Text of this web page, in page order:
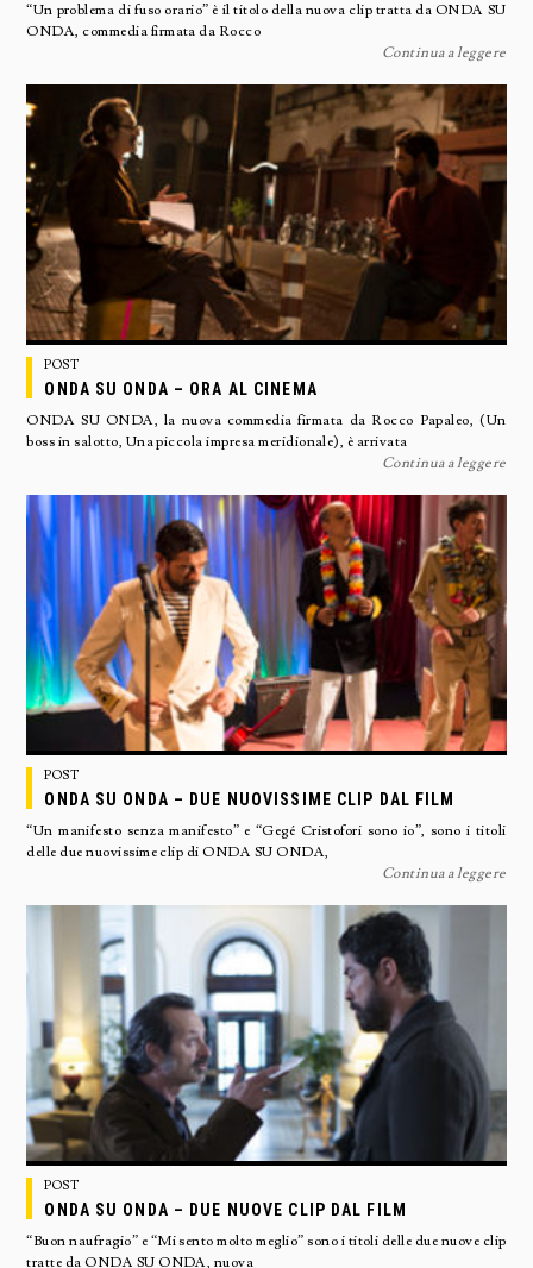
“Un problema di fuso orario” è il titolo della nuova clip tratta da ONDA SU
ONDA, commedia firmata da Rocco
Continua a leggere
POST
ONDA SU ONDA – ORA AL CINEMA
ONDA SU ONDA, la nuova commedia firmata da Rocco Papaleo, (Un
boss in salotto, Una piccola impresa meridionale), è arrivata
Continua a leggere
POST
ONDA SU ONDA – DUE NUOVISSIME CLIP DAL FILM
“Un manifesto senza manifesto” e “Gegé Cristofori sono io”, sono i titoli
delle due nuovissime clip di ONDA SU ONDA,
Continua a leggere
POST
ONDA SU ONDA – DUE NUOVE CLIP DAL FILM
“Buon naufragio” e “Mi sento molto meglio” sono i titoli delle due nuove clip
tratte da ONDA SU ONDA, nuova